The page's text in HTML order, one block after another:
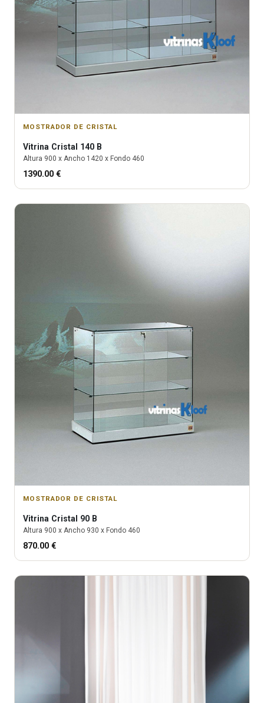
MOSTRADOR DE CRISTAL
Vitrina Cristal 140 B
Altura 900 x Ancho 1420 x Fondo 460
1390.00 €
MOSTRADOR DE CRISTAL
Vitrina Cristal 90 B
Altura 900 x Ancho 930 x Fondo 460
870.00 €